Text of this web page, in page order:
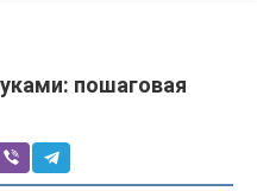
пошаговая